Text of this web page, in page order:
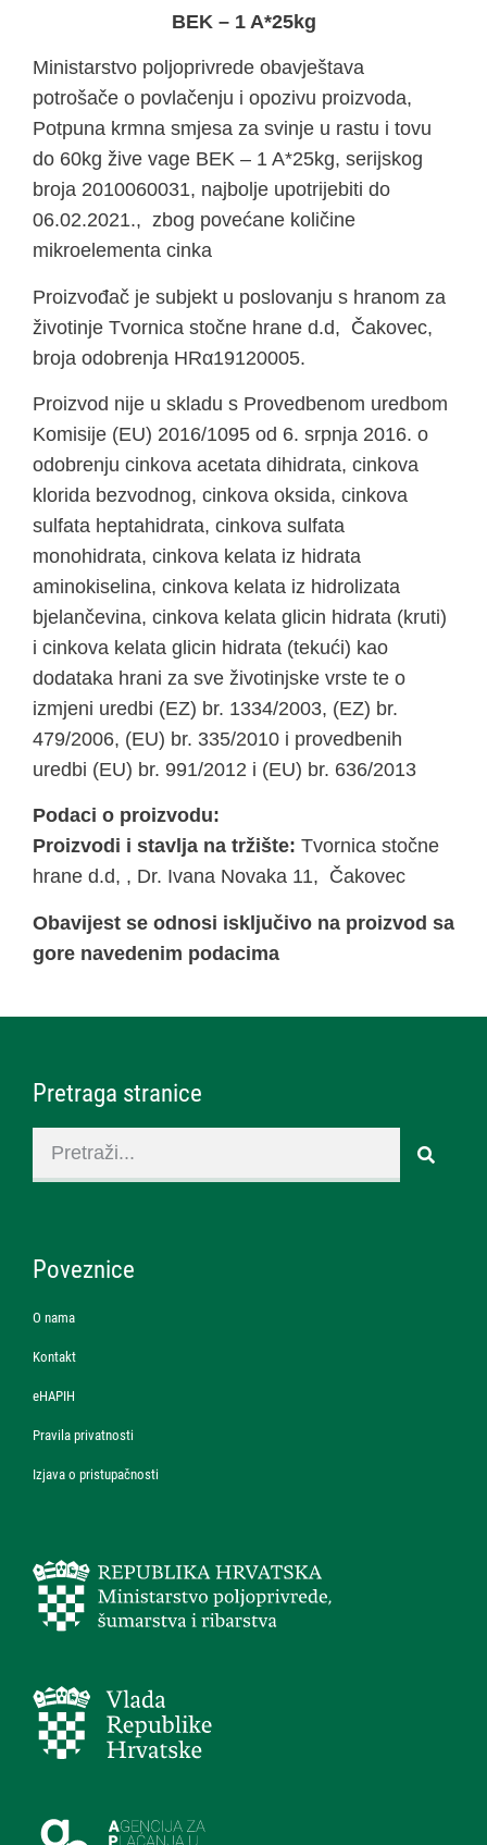
BEK – 1 A*25kg
Ministarstvo poljoprivrede obavještava
potrošače o povlačenju i opozivu proizvoda,
Potpuna krmna smjesa za svinje u rastu i tovu
do 60kg žive vage BEK – 1 A*25kg, serijskog
broja 2010060031, najbolje upotrijebiti do
06.02.2021., zbog povećane količine
mikroelementa cinka
Proizvođač je subjekt u poslovanju s hranom za
životinje Tvornica stočne hrane d.d, Čakovec,
broja odobrenja HRα19120005.
Proizvod nije u skladu s Provedbenom uredbom
Komisije (EU) 2016/1095 оd 6. srpnja 2016. o
odobrenju cinkova acetata dihidrata, cinkova
klorida bezvodnog, cinkova oksida, cinkova
sulfata heptahidrata, cinkova sulfata
monohidrata, cinkova kelata iz hidrata
aminokiselina, cinkova kelata iz hidrolizata
bjelančevina, cinkova kelata glicin hidrata (kruti)
i cinkova kelata glicin hidrata (tekući) kao
dodataka hrani za sve životinjske vrste te o
izmjeni uredbi (EZ) br. 1334/2003, (EZ) br.
479/2006, (EU) br. 335/2010 i provedbenih
uredbi (EU) br. 991/2012 i (EU) br. 636/2013
Podaci o proizvodu:
Proizvodi i stavlja na tržište: Tvornica stočne
hrane d.d, , Dr. Ivana Novaka 11, Čakovec
Obavijest se odnosi isključivo na proizvod sa
gore navedenim podacima
Pretraga stranice
Poveznice
O nama
Kontakt
eHAPIH
Pravila privatnosti
Izjava o pristupačnosti